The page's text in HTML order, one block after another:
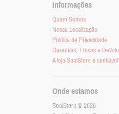
Informações
Quem Somos
Nossa Localização
Política de Privacidade
Garantias, Trocas e
A loja SealStore é
Onde estamos
SealStore © 2026